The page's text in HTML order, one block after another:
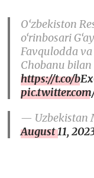
O‘zbekiston
o‘rinbosari
Favqulodda
Chobanu bilan
https://t.co/
— Uzbekistan
August 11,